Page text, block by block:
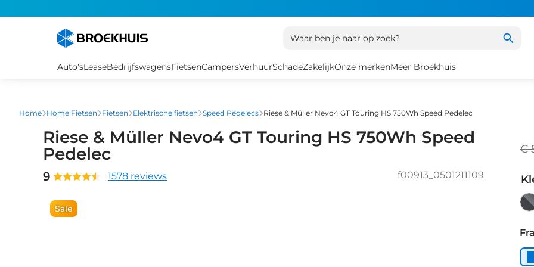
Waar ben je naar op zoek?
Auto'sLeaseBedrijfswagensFietsenCampersVerhuurSchadeZakelijkOnze merkenMeer Broekhuis
Home Home Fietsen Fietsen Elektrische fietsen Speed Pedelecs Riese & Müller Nevo4 GT Touring HS 750Wh Speed Pedelec
Riese & Müller Nevo4 GT Touring HS 750Wh Speed
Pedelec
9 1578 reviews f00913_0501211109
Sale
€